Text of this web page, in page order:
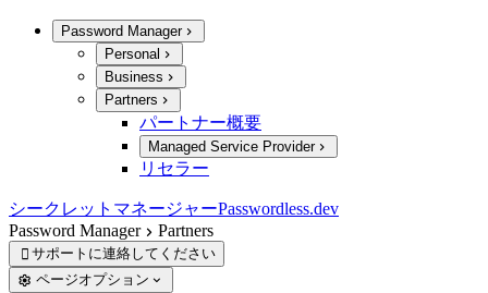
Password Manager
Personal
Business
Partners
パートナー概要
Managed Service Provider
リセラー
シークレットマネージャーPasswordless.dev
Password Manager
Partners
 サポートに連絡してください
ページオプション